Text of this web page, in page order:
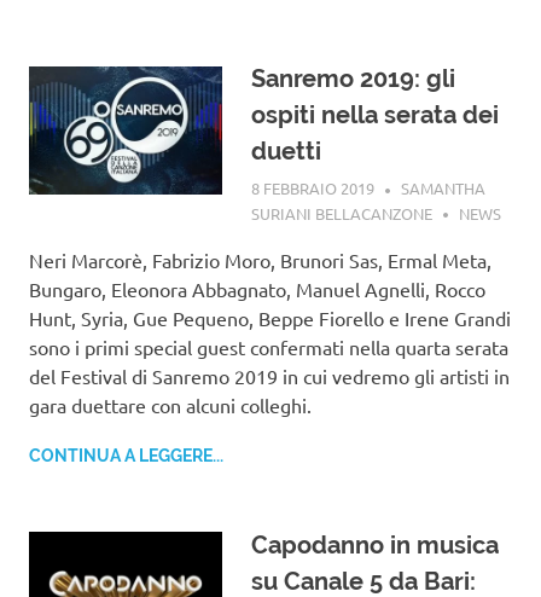
Sanremo 2019: gli
ospiti nella serata dei
duetti
8 FEBBRAIO 2019
SAMANTHA
SURIANI BELLACANZONE
NEWS
Neri Marcorè, Fabrizio Moro, Brunori Sas, Ermal Meta,
Bungaro, Eleonora Abbagnato, Manuel Agnelli, Rocco
Hunt, Syria, Gue Pequeno, Beppe Fiorello e Irene Grandi
sono i primi special guest confermati nella quarta serata
del Festival di Sanremo 2019 in cui vedremo gli artisti in
gara duettare con alcuni colleghi.
CONTINUA A LEGGERE...
Capodanno in musica
su Canale 5 da Bari: